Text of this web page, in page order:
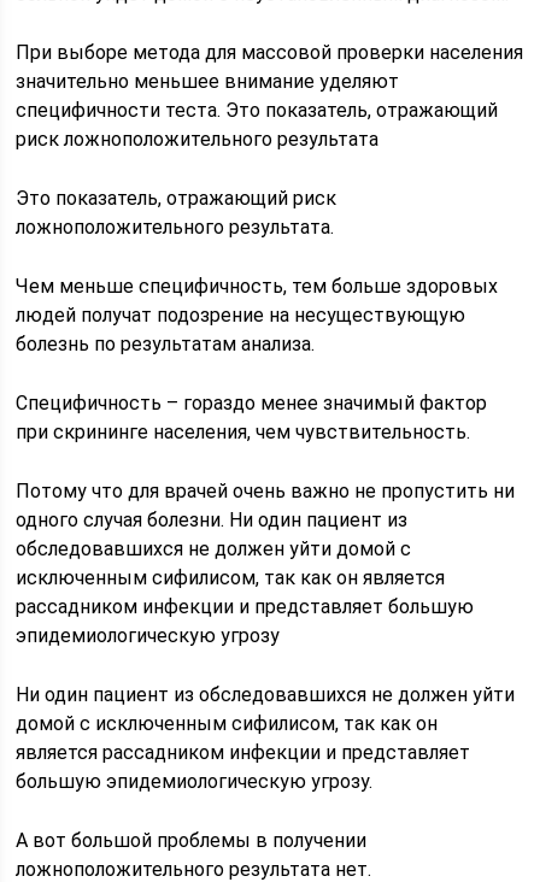
При выборе метода для массовой проверки населения
значительно меньшее внимание уделяют
специфичности теста. Это показатель, отражающий
риск ложноположительного результата
Это показатель, отражающий риск
ложноположительного результата.
Чем меньше специфичность, тем больше здоровых
людей получат подозрение на несуществующую
болезнь по результатам анализа.
Специфичность – гораздо менее значимый фактор
при скрининге населения, чем чувствительность.
Потому что для врачей очень важно не пропустить ни
одного случая болезни. Ни один пациент из
обследовавшихся не должен уйти домой с
исключенным сифилисом, так как он является
рассадником инфекции и представляет большую
эпидемиологическую угрозу
Ни один пациент из обследовавшихся не должен уйти
домой с исключенным сифилисом, так как он
является рассадником инфекции и представляет
большую эпидемиологическую угрозу.
А вот большой проблемы в получении
ложноположительного результата нет.